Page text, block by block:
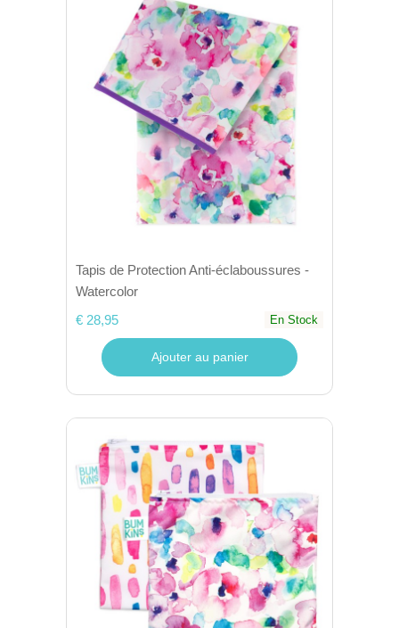
Tapis de Protection Anti-éclaboussures -
Watercolor
€ 28,95
En Stock
Ajouter au panier